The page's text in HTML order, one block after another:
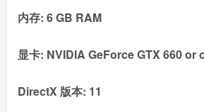
内存: 6 GB RAM
显卡: NVIDIA GeForce GTX 660 or
DirectX 版本: 11